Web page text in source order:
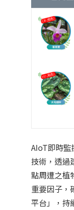
AIoT即時監
技術，透過
點周遭之植
重要因子，
平台」，持